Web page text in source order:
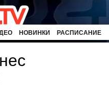
НОВИНКИ РАСПИСАНИЕ